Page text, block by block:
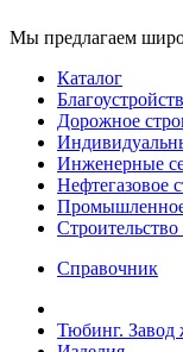
Мы предлагаем
Каталог
Дорожное
Инженерные
Нефтегазовое
Промышленное
Строительство
Справочник
Тюбинг. Завод